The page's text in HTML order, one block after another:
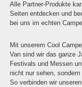
Alle Partner-Produkte
Seiten entdecken und
bei uns im echten
Mit unserem Cool
Van sind wir das ganze
Festivals und Messen
nicht nur sehen,
So verbinden wir